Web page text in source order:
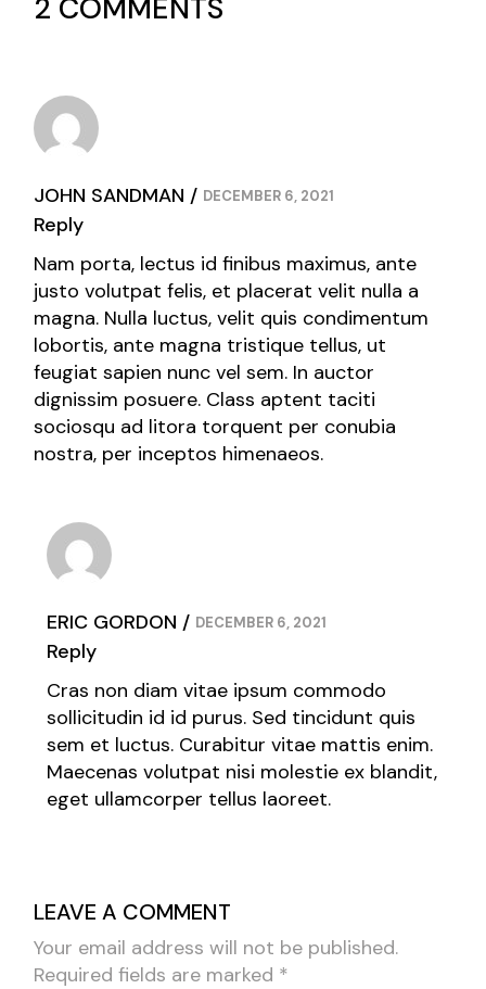
2 COMMENTS
JOHN SANDMAN DECEMBER 6, 2021
Reply
Nam porta, lectus id finibus maximus, ante
justo volutpat felis, et placerat velit nulla a
magna. Nulla luctus, velit quis condimentum
lobortis, ante magna tristique tellus, ut
feugiat sapien nunc vel sem. In auctor
dignissim posuere. Class aptent taciti
sociosqu ad litora torquent per conubia
nostra, per inceptos himenaeos.
ERIC GORDON DECEMBER 6, 2021
Reply
Cras non diam vitae ipsum commodo
sollicitudin id id purus. Sed tincidunt quis
sem et luctus. Curabitur vitae mattis enim.
Maecenas volutpat nisi molestie ex blandit,
eget ullamcorper tellus laoreet.
LEAVE A COMMENT
Your email address will not be published.
Required fields are marked *